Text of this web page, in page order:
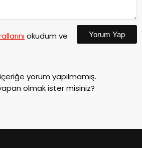
okudum ve
Yorum Yap
yorum yapılmamış.
olmak ister misiniz?